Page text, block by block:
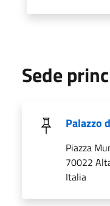
Sede
Palazzo
Piazza
70022
Italia